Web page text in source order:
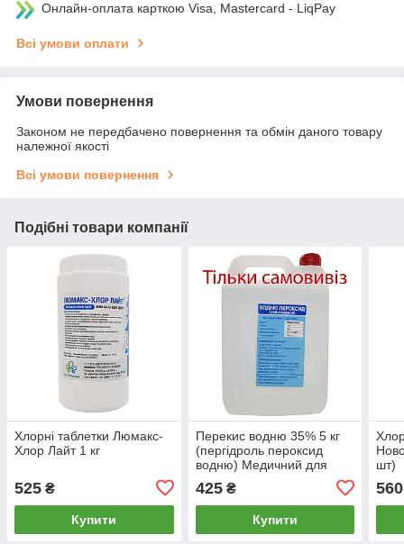
Онлайн-оплата карткою Visa, Mastercard - LiqPay
Всі умови оплати
Умови повернення
Законом не передбачено повернення та обмін даного товару
належної якості
Всі умови повернення
Подібні товари компанії
Хлорні таблетки Люмакс-
Хлор Лайт 1 кг
525 ₴
Купити
Перекис водню 35% 5 кг
(пергідроль пероксид
водню) Медичний для
425₴
Купити
шт)
560